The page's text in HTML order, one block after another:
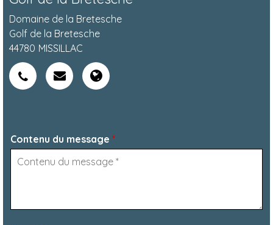
Domaine de la Bretesche
Golf de la Bretesche
44780 MISSILLAC
Contenu du message *